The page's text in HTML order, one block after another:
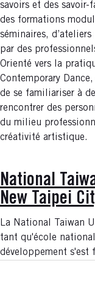
savoirs et des savoir-
des formations
séminaires,
par des
Orienté vers la
Contemporary
de se familiariser à
rencontrer des
du milieu
créativité artistique.
National
New Taipei
La National Taiwan
tant qu'école
développement s'est